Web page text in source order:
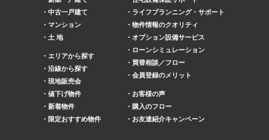
中古一戸建て
マンション
土 地
エリアから探す
沿線から探す
現地販売会
値下げ物件
新着物件
限定おすすめ物件
ライフプランニング・サポート
物件情報のクオリティ
オプション設備サービス
ローンシミュレーション
買替相談／フロー
会員登録のメリット
お客様の声
購入のフロー
お友達紹介キャンペーン